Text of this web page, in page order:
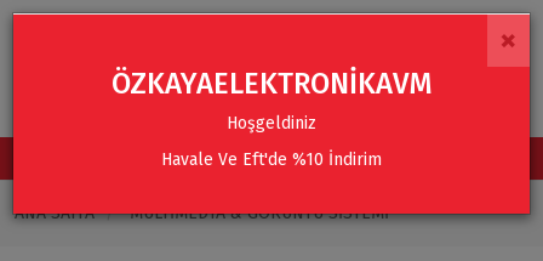
TÜM KATEGORİLER
ANA SAYFA MULTIMEDYA & GÖRÜNTÜ SISTEMI
×
ÖZKAYAELEKTRONİKAVM
Hoşgeldiniz
Havale Ve Eft'de %10 İndirim